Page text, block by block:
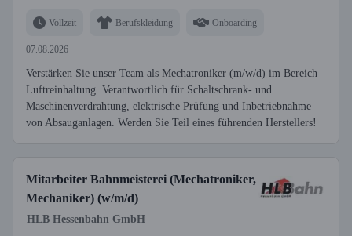
Vollzeit Berufskleidung Onboarding
07.08.2026
Verstärken Sie unser Team als Mechatroniker (m/w/d) im Bereich
Luftreinhaltung. Verantwortlich für Schaltschrank- und
Maschinenverdrahtung, elektrische Prüfung und Inbetriebnahme
von Absauganlagen. Werden Sie Teil eines führenden Herstellers!
Mitarbeiter Bahnmeisterei (Mechatroniker,
Mechaniker) (w/m/d)
HLB Hessenbahn GmbH